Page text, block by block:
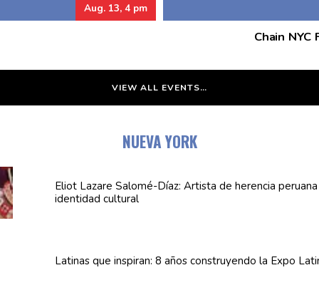
Aug. 13, 4 pm
Chain NYC
VIEW ALL EVENTS…
NUEVA YORK
Eliot Lazare Salomé-Díaz: Artista de herencia
identidad cultural
Latinas que inspiran: 8 años construyendo la Expo